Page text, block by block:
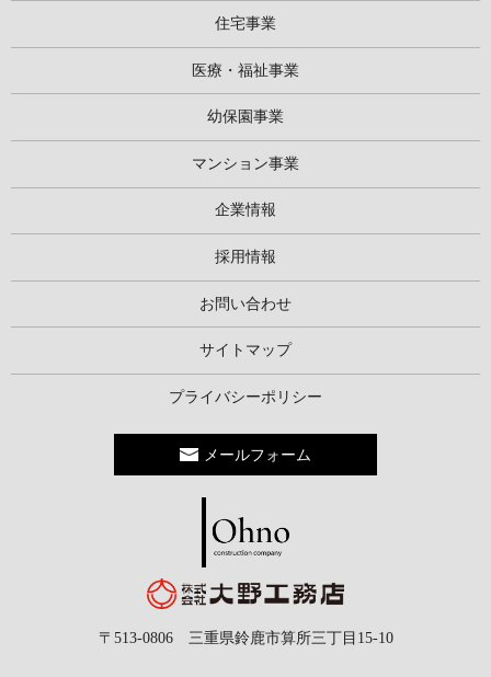
住宅事業
医療・福祉事業
幼保園事業
マンション事業
企業情報
採用情報
お問い合わせ
サイトマップ
プライバシーポリシー
メールフォーム
〒513-0806 三重県鈴鹿市算所三丁目15-10